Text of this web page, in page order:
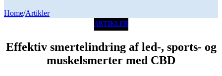
Home/Artikler
ARTIKLER
Effektiv smertelindring af led-, sports- og
muskelsmerter med CBD